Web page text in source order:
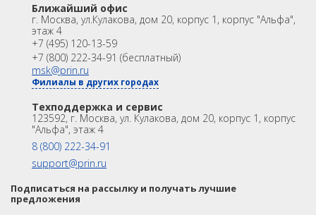
Ближайший офис
г. Москва, ул.Кулакова, дом 20, корпус 1, корпус "Альфа",
этаж 4
+7 (495) 120-13-59
+7 (800) 222-34-91 (бесплатный)
msk@prin.ru
Филиалы в других городах
Техподдержка и сервис
123592, г. Москва, ул. Кулакова, дом 20, корпус 1, корпус
"Альфа", этаж 4
8 (800) 222-34-91
support@prin.ru
Модемы
Программы
Аксеcсуары
Распродажа
ИНФОРМАЦИЯ
Акции
Техподдержка и сервис
Университет
Партнёрам
О Компании
Подписаться на рассылку и получать лучшие
предложения